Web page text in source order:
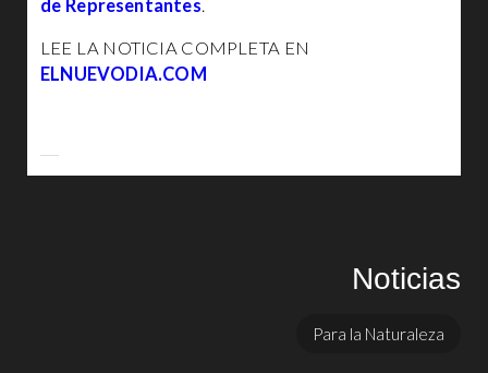
de Representantes.
LEE LA NOTICIA COMPLETA EN
ELNUEVODIA.COM
Noticias
Para la Naturaleza